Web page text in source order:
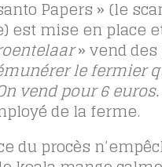
Papers » (le
est mise en place
» vend
le fermier
vend pour 6
de la ferme.
du procès